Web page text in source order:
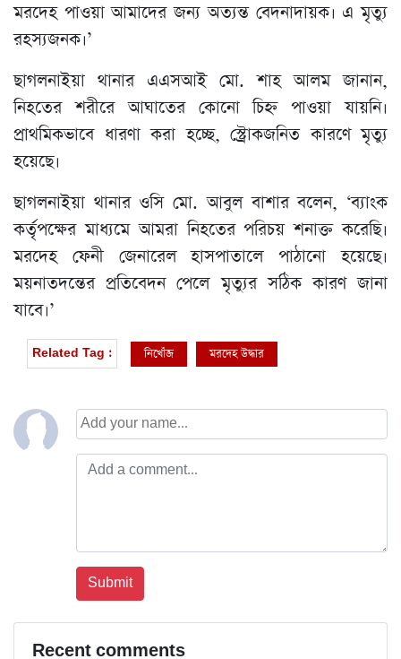
মরদেহ পাওয়া আমাদের জন্য অত্যন্ত বেদনাদায়ক। এ মৃত্যু
রহস্যজনক।’
ছাগলনাইয়া থানার এএসআই মো. শাহ আলম জানান,
নিহতের শরীরে আঘাতের কোনো চিহ্ন পাওয়া যায়নি।
প্রাথমিকভাবে ধারণা করা হচ্ছে, স্ট্রোকজনিত কারণে মৃত্যু
হয়েছে।
ছাগলনাইয়া থানার ওসি মো. আবুল বাশার বলেন, ‘ব্যাংক
কর্তৃপক্ষের মাধ্যমে আমরা নিহতের পরিচয় শনাক্ত করেছি।
মরদেহ ফেনী জেনারেল হাসপাতালে পাঠানো হয়েছে।
ময়নাতদন্তের প্রতিবেদন পেলে মৃত্যুর সঠিক কারণ জানা
যাবে।’
Related Tag : নিখোঁজ মরদেহ উদ্ধার
Recent comments